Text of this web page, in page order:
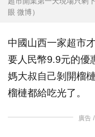
眼 微博）
中國山西一家超市
要人民幣9.9元的優
媽大叔自己剝開榴
榴槤都給吃光了。
廣告